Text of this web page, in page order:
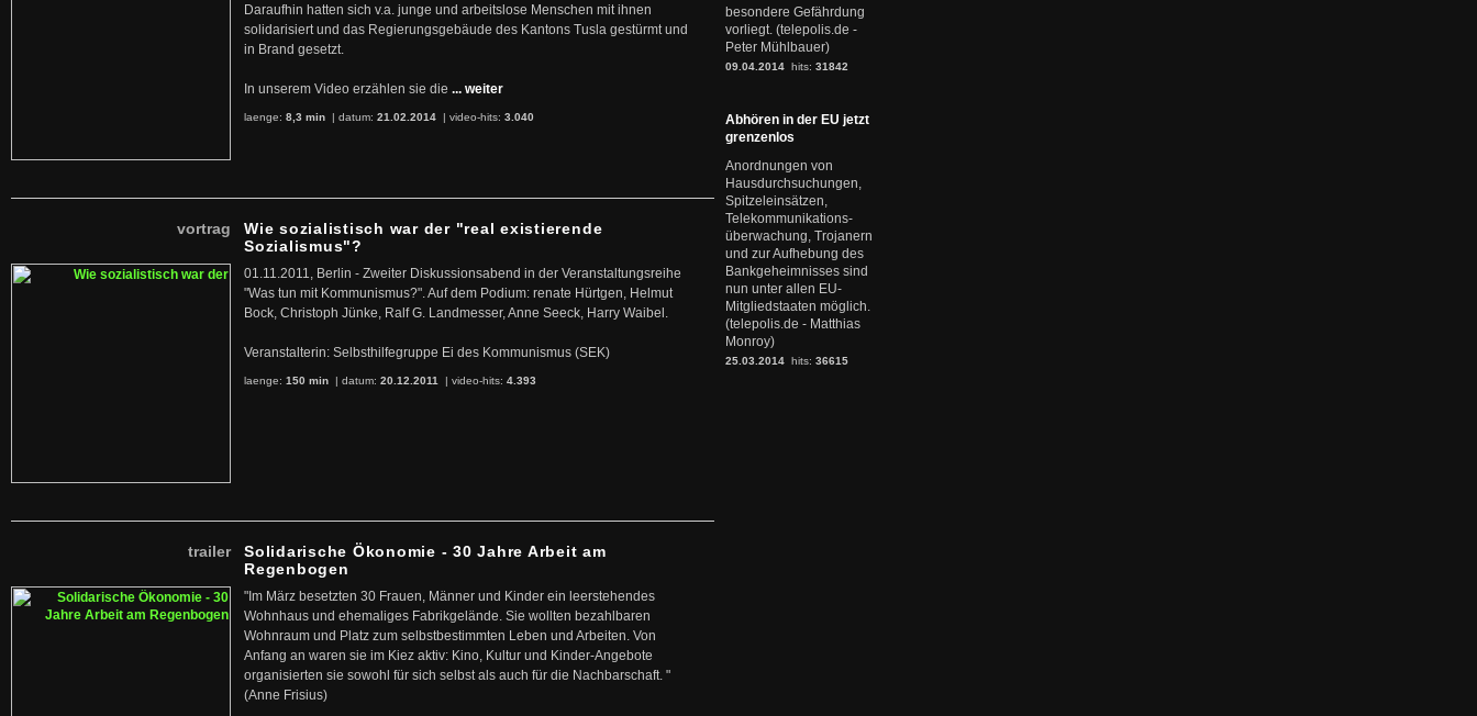
Daraufhin hatten sich v.a. junge und arbeitslose Menschen mit ihnen
solidarisiert und das Regierungsgebäude des Kantons Tusla gestürmt und
in Brand gesetzt.
In unserem Video erzählen sie die ... weiter
laenge: 8,3 min | datum: 21.02.2014 | video-hits: 3.040
vortrag
Wie sozialistisch war der "real existierende
Sozialismus"?
01.11.2011, Berlin - Zweiter Diskussionsabend in der Veranstaltungsreihe
"Was tun mit Kommunismus?". Auf dem Podium: renate Hürtgen, Helmut
Bock, Christoph Jünke, Ralf G. Landmesser, Anne Seeck, Harry Waibel.
Veranstalterin: Selbsthilfegruppe Ei des Kommunismus (SEK)
laenge: 150 min | datum: 20.12.2011 | video-hits: 4.393
trailer
Solidarische Ökonomie - 30 Jahre Arbeit am
Regenbogen
"Im März besetzten 30 Frauen, Männer und Kinder ein leerstehendes
Wohnhaus und ehemaliges Fabrikgelände. Sie wollten bezahlbaren
Wohnraum und Platz zum selbstbestimmten Leben und Arbeiten. Von
Anfang an waren sie im Kiez aktiv: Kino, Kultur und Kinder-Angebote
organisierten sie sowohl für sich selbst als auch für die Nachbarschaft. "
(Anne Frisius)
besondere Gefährdung
vorliegt. (telepolis.de -
Peter Mühlbauer)
09.04.2014 hits: 31842
Abhören in der EU jetzt
grenzenlos
Anordnungen von
Hausdurchsuchungen,
Spitzeleinsätzen,
Telekommunikations-
überwachung, Trojanern
und zur Aufhebung des
Bankgeheimnisses sind
nun unter allen EU-
Mitgliedstaaten möglich.
(telepolis.de - Matthias
Monroy)
25.03.2014 hits: 36615